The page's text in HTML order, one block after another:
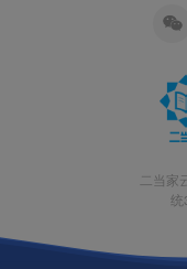
二当家
统